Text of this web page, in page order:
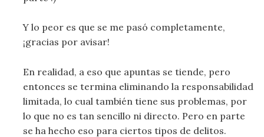
Y lo peor es que se me pasó completamente,
¡gracias por avisar!
En realidad, a eso que apuntas se tiende, pero
entonces se termina eliminando la responsabilidad
limitada, lo cual también tiene sus problemas, por
lo que no es tan sencillo ni directo. Pero en parte
se ha hecho eso para ciertos tipos de delitos.